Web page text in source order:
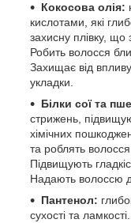
Кокосова олія:
кислотами, які
захисну плівку, що
Робить волосся
Захищає від
укладки.
Білки сої та
стрижень,
хімічних
та роблять
Підвищують
Надають волоссю
Пантенол:
сухості та